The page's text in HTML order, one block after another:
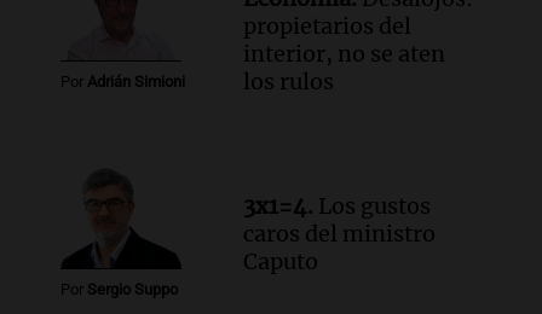
Episodios
La lección del Titanic y la
humildad en tiempos de tormenta
Audio.
Tormentas y filtraciones: "El
agua entra por donde menos
imaginamos"
Una Mañana para todos Rosario
Episodios
Por Adrián Simioni
propietarios del
interior, no se aten
los rulos
Por Sergio Suppo
3x1=4. Los gustos
caros del ministro
Caputo